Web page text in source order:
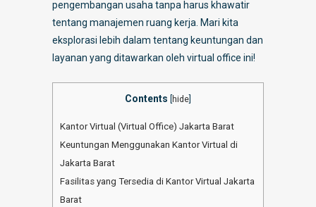
pengembangan usaha tanpa harus khawatir
tentang manajemen ruang kerja. Mari kita
eksplorasi lebih dalam tentang keuntungan dan
layanan yang ditawarkan oleh virtual office ini!
Contents hide
Kantor Virtual (Virtual Office) Jakarta Barat
Keuntungan Menggunakan Kantor Virtual di
Jakarta Barat
Fasilitas yang Tersedia di Kantor Virtual Jakarta
Barat